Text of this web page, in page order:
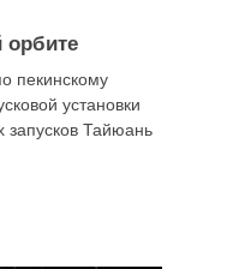
орбите
пекинскому
установки
Тайюань